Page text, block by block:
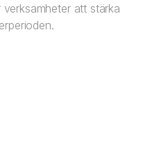
att stärka